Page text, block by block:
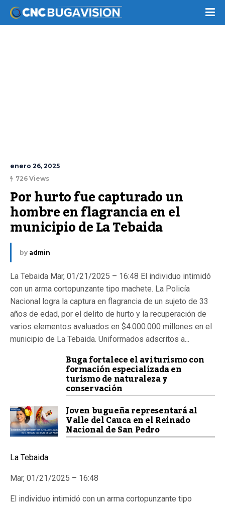
enero 26, 2025
726 Views
Por hurto fue capturado un
hombre en flagrancia en el
municipio de La Tebaida
by admin
La Tebaida Mar, 01/21/2025 – 16:48 El individuo intimidó
con un arma cortopunzante tipo machete. La Policía
Nacional logra la captura en flagrancia de un sujeto de 33
años de edad, por el delito de hurto y la recuperación de
varios elementos avaluados en $4.000.000 millones en el
municipio de La Tebaida. Uniformados adscritos a...
Buga fortalece el aviturismo con
formación especializada en
turismo de naturaleza y
conservación
Joven bugueña representará al
Valle del Cauca en el Reinado
Nacional de San Pedro
La Tebaida
Mar, 01/21/2025 – 16:48
El individuo intimidó con un arma cortopunzante tipo